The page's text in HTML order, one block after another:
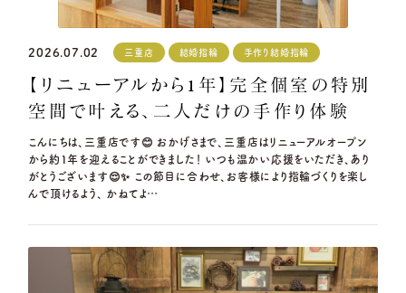
2026.07.02 三重店 結婚指輪 手作り結婚指輪
【リニューアルから1年】完全個室の特別
空間で叶える、二人だけの手作り体験
こんにちは、三重店です😊 おかげさまで、三重店はリニューアルオープン
から約1年を迎えることができました！ いつも温かい応援をいただき、あり
がとうございます😌✨ この節目に合わせ、お客様により指輪づくりを楽し
んで頂けるよう、 かねてよ…